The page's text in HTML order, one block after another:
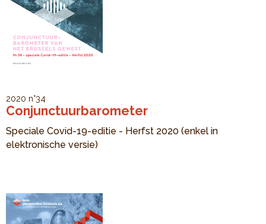
2020 n°34
Conjunctuurbarometer
Speciale Covid-19-editie - Herfst 2020 (enkel in
elektronische versie)